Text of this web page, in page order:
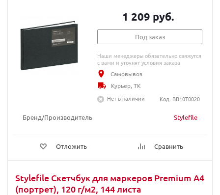
Бренд/Производитель Stylefile
Отложить Сравнить
1 209 руб.
Под заказ
Наши менеджеры обязательно свяжутся
с вами и уточнят условия заказа
Самовывоз
Курьер, ТК
Нет в наличии
Код: BB10T0020
Stylefile Скетчбук для маркеров Premium А4
(портрет), 120 г/м2, 144 листа